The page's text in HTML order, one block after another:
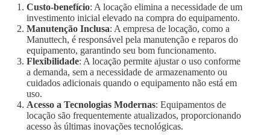
Custo-benefício: A locação elimina a necessidade de um
investimento inicial elevado na compra do equipamento.
Manutenção Inclusa: A empresa de locação, como a
Manuttech, é responsável pela manutenção e reparos do
equipamento, garantindo seu bom funcionamento.
Flexibilidade: A locação permite ajustar o uso conforme
a demanda, sem a necessidade de armazenamento ou
cuidados adicionais quando o equipamento não está em
uso.
Acesso a Tecnologias Modernas: Equipamentos de
locação são frequentemente atualizados, proporcionando
acesso às últimas inovações tecnológicas.